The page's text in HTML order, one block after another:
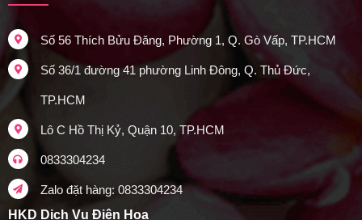
Số 56 Thích Bửu Đăng, Phường 1, Q. Gò Vấp, TP.HCM
Số 36/1 đường 41 phường Linh Đông, Q. Thủ Đức,
TP.HCM
Lô C Hồ Thị Kỷ, Quận 10, TP.HCM
0833304234
Zalo đặt hàng: 0833304234
HKD Dịch Vụ Điện Hoa